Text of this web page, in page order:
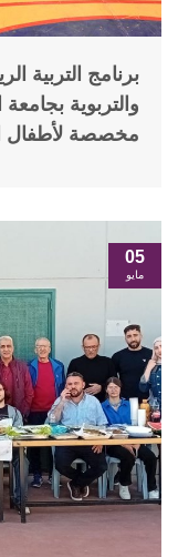
برنامج التربية
والتربوية
مخصصة لأطفال
05
مايو